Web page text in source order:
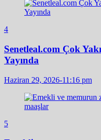
4
Senetleal.com Çok
Yayında
Haziran 29, 2026-11:16 pm
5